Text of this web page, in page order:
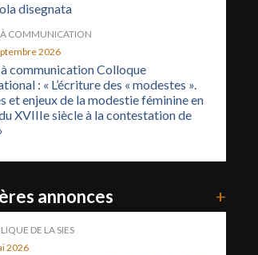
disegnata
À COMMUNICATION
2026
communication Colloque
: « L’écriture des « modestes ».
et enjeux de la modestie féminine en
XVIIIe siècle à la contestation de
annonces +
DE LA SIES
2026